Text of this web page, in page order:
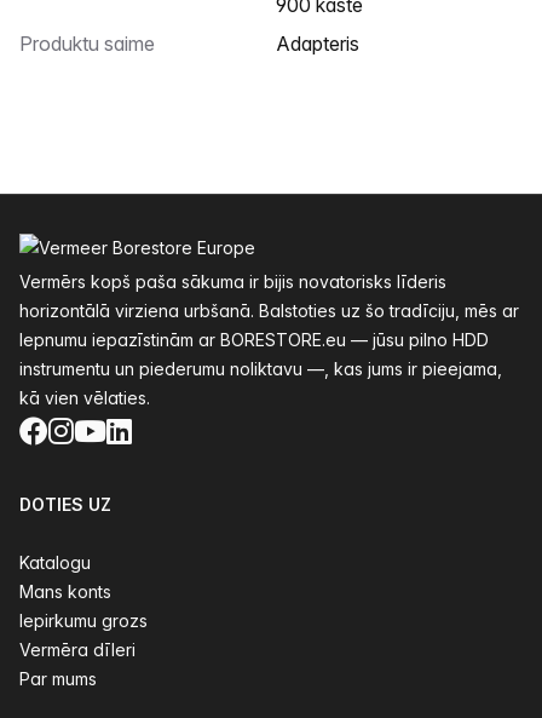
900 kaste
Produktu saime
Adapteris
Vermērs kopš paša sākuma ir bijis novatorisks līderis
horizontālā virziena urbšanā. Balstoties uz šo tradīciju, mēs ar
lepnumu iepazīstinām ar BORESTORE.eu — jūsu pilno HDD
instrumentu un piederumu noliktavu —, kas jums ir pieejama,
kā vien vēlaties.
Facebook
Instagram
YouTube
LinkedIn
DOTIES UZ
Katalogu
Mans konts
Iepirkumu grozs
Vermēra dīleri
Par mums